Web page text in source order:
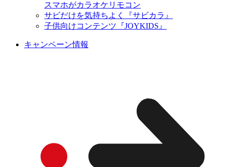
スマホがカラオケリモコン
サビだけを気持ちよく『サビカラ』
子供向けコンテンツ『JOYKIDS』
キャンペーン情報